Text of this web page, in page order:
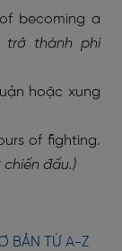
becoming a
thành phi
hoặc xung
of fighting.
chiến đấu.)
BẢN TỪ A-Z